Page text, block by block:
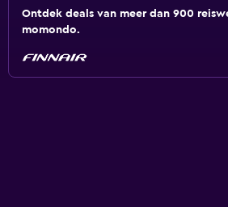
Ontdek deals van meer dan 900
momondo.